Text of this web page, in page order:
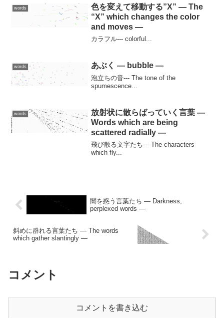
words
色を変えて移動する”X” — The
“X” which changes the color
and moves —
カラフル--- colorful...
words あぶく — bubble —
泡立ちの音--- The tone of the
spumescence...
words
放射状に散らばっていく言葉 —
Words which are being
scattered radially —
飛び散る文字たち--- The characters
which fly...
闇を惑う言葉たち — Darkness,
perplexed words —
斜めに群れる言葉たち — The words
which gather slantingly —
コメント
コメントを書き込む